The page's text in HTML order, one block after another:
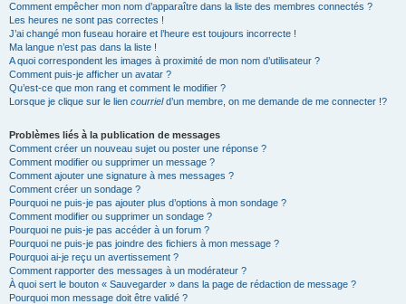
Comment empêcher mon nom d’apparaître dans la liste des membres connectés ?
Les heures ne sont pas correctes !
J’ai changé mon fuseau horaire et l’heure est toujours incorrecte !
Ma langue n’est pas dans la liste !
A quoi correspondent les images à proximité de mon nom d’utilisateur ?
Comment puis-je afficher un avatar ?
Qu’est-ce que mon rang et comment le modifier ?
Lorsque je clique sur le lien courrield’un membre, on me demande de me connecter !?
Problèmes liés à la publication de messages
Comment créer un nouveau sujet ou poster une réponse ?
Comment modifier ou supprimer un message ?
Comment ajouter une signature à mes messages ?
Comment créer un sondage ?
Pourquoi ne puis-je pas ajouter plus d’options à mon sondage ?
Comment modifier ou supprimer un sondage ?
Pourquoi ne puis-je pas accéder à un forum ?
Pourquoi ne puis-je pas joindre des fichiers à mon message ?
Pourquoi ai-je reçu un avertissement ?
Comment rapporter des messages à un modérateur ?
À quoi sert le bouton « Sauvegarder » dans la page de rédaction de message ?
Pourquoi mon message doit être validé ?